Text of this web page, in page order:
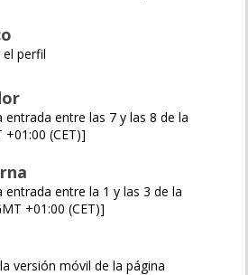
perfil
entrada entre las 7 y las 8 de la
(CET)]
entrada entre la 1 y las 3 de la
+01:00 (CET)]
versión móvil de la página